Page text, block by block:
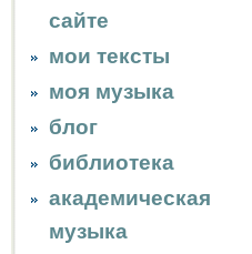
сайте
мои тексты
моя музыка
блог
библиотека
академическая
музыка